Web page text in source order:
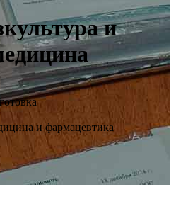
и
и фармацевтика